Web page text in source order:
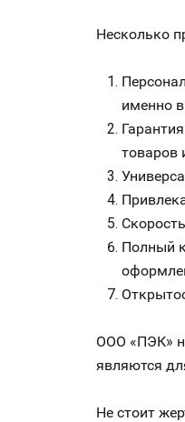
Несколько
именно
товаров
Полный
ООО «ПЭК»
являются
Не стоит